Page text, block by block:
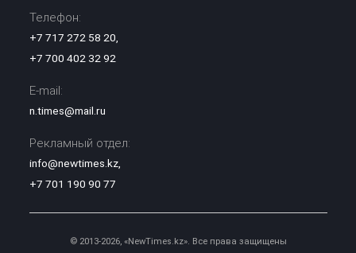
Телефон:
+7 717 272 58 20,
+7 700 402 32 92
E-mail:
n.times@mail.ru
Рекламный отдел:
info@newtimes.kz,
+7 701 190 90 77
© 2013-2026, «NewTimes.kz». Все права защищены